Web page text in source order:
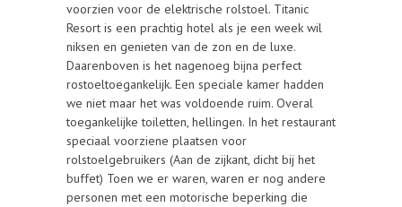
voorzien voor de elektrische rolstoel. Titanic
Resort is een prachtig hotel als je een week wil
niksen en genieten van de zon en de luxe.
Daarenboven is het nagenoeg bijna perfect
rostoeltoegankelijk. Een speciale kamer hadden
we niet maar het was voldoende ruim. Overal
toegankelijke toiletten, hellingen. In het restaurant
speciaal voorziene plaatsen voor
rolstoelgebruikers (Aan de zijkant, dicht bij het
buffet) Toen we er waren, waren er nog andere
personen met een motorische beperking die